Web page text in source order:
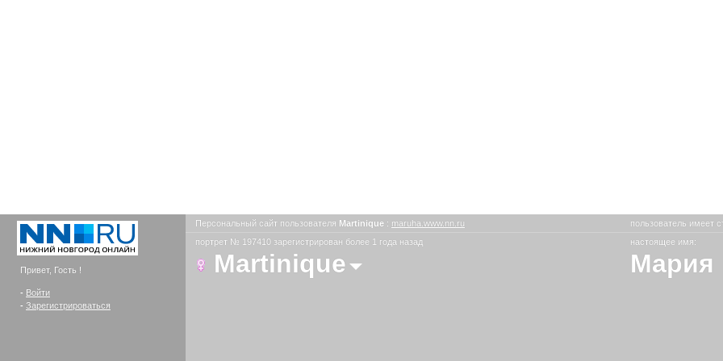
Привет, Гость !
- Войти
- Зарегистрироваться
Персональный сайт пользователя Martinique : maruha.www.nn.ru пользователь имеет
портрет № 197410 зарегистрирован более 1 года назад
Martinique
настоящее имя:
Мария